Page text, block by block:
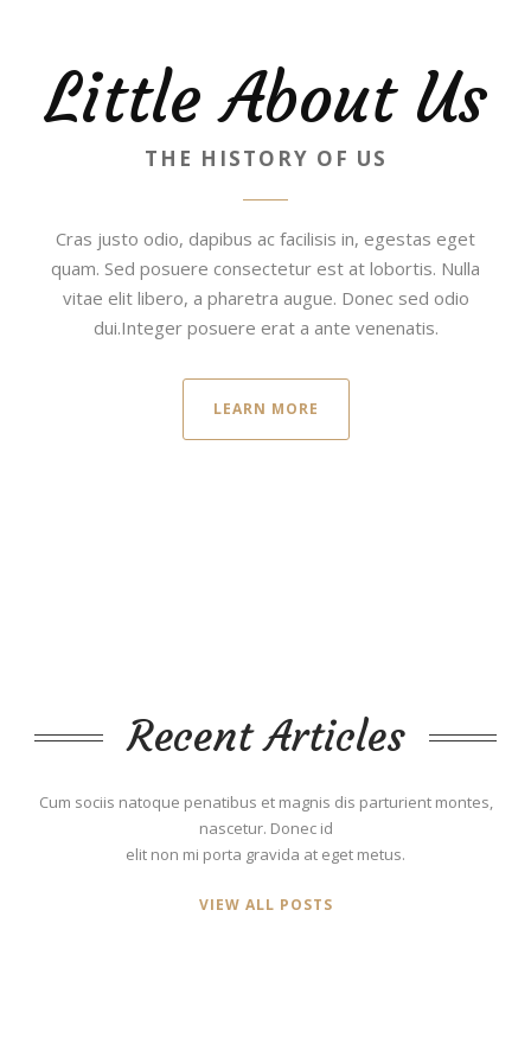
Little About Us
THE HISTORY OF US
Cras justo odio, dapibus ac facilisis in, egestas eget
quam. Sed posuere consectetur est at lobortis. Nulla
vitae elit libero, a pharetra augue. Donec sed odio
dui.Integer posuere erat a ante venenatis.
LEARN MORE
Recent Articles
Cum sociis natoque penatibus et magnis dis parturient montes,
nascetur. Donec id
elit non mi porta gravida at eget metus.
VIEW ALL POSTS